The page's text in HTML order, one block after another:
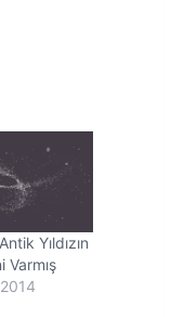
Yıldızın
Varmış